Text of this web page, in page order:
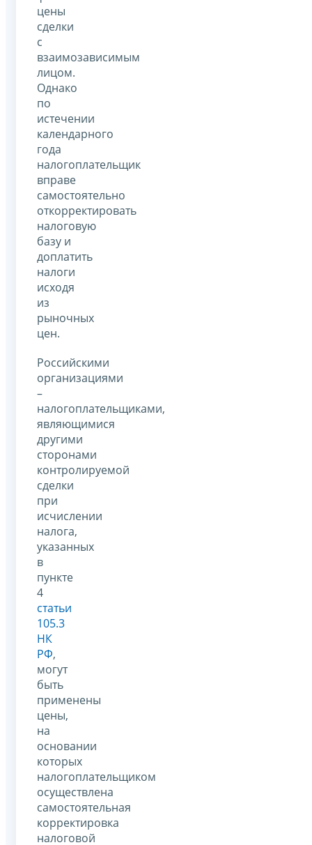
цены
сделки
с
взаимозависимым
лицом.
Однако
по
истечении
календарного
года
налогоплательщик
вправе
самостоятельно
откорректировать
налоговую
базу и
доплатить
налоги
исходя
из
рыночных
цен.
Российскими
организациями
–
налогоплательщиками,
являющимися
другими
сторонами
контролируемой
сделки
при
исчислении
налога,
указанных
в
пункте
4
статьи
105.3
НК
РФ,
могут
быть
применены
цены,
на
основании
которых
налогоплательщиком
осуществлена
самостоятельная
корректировка
налоговой